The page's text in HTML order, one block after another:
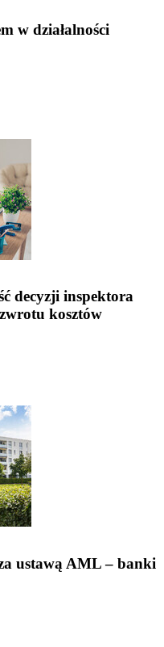
w działalności
decyzji inspektora
kosztów
ustawą AML – banki